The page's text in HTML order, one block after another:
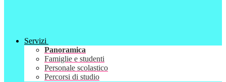
Servizi
Panoramica
Famiglie e studenti
Personale scolastico
Percorsi di studio